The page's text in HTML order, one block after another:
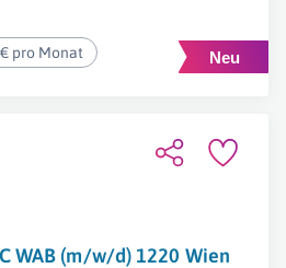
pro Monat
WAB (m/w/d) 1220 Wien